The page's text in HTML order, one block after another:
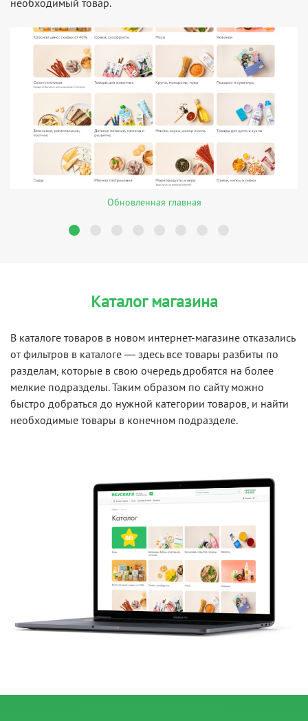
Обновленная главная
Каталог магазина
В каталоге товаров в новом интернет-магазине отказались
от фильтров в каталоге — здесь все товары разбиты по
разделам, которые в свою очередь дробятся на более
мелкие подразделы. Таким образом по сайту можно
быстро добраться до нужной категории товаров, и найти
необходимые товары в конечном подразделе.